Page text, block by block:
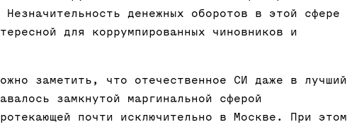
Незначительность денежных оборотов в этой сфере
для коррумпированных чиновников и
заметить, что отечественное СИ даже в лучший
замкнутой маргинальной сферой
почти исключительно в Москве. При этом